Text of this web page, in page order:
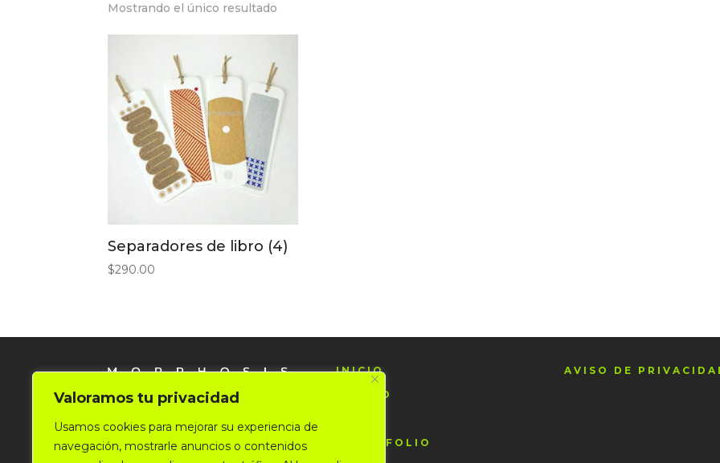
Valoramos tu privacidad
Usamos cookies para mejorar su experiencia de
navegación, mostrarle anuncios o contenidos
Mostrando el único resultado
Separadores de libro (4)
$290.00
INICIO
STUDIO
PORTAFOLIO
AVISO DE